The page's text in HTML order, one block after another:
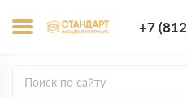
+7